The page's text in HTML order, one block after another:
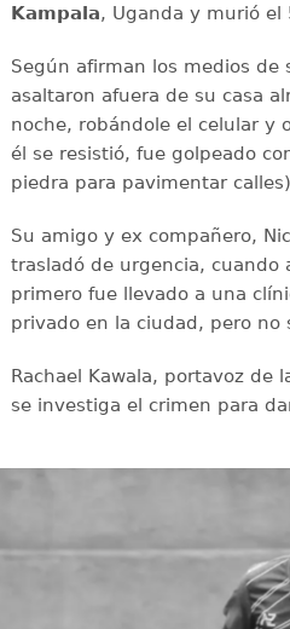
Kampala, Uganda y murió el
Según afirman los medios de
asaltaron afuera de su casa
noche, robándole el celular y
él se resistió, fue golpeado
piedra para pavimentar
Su amigo y ex compañero,
trasladó de urgencia, cuando
primero fue llevado a una
privado en la ciudad, pero no
Rachael Kawala, portavoz de
se investiga el crimen para